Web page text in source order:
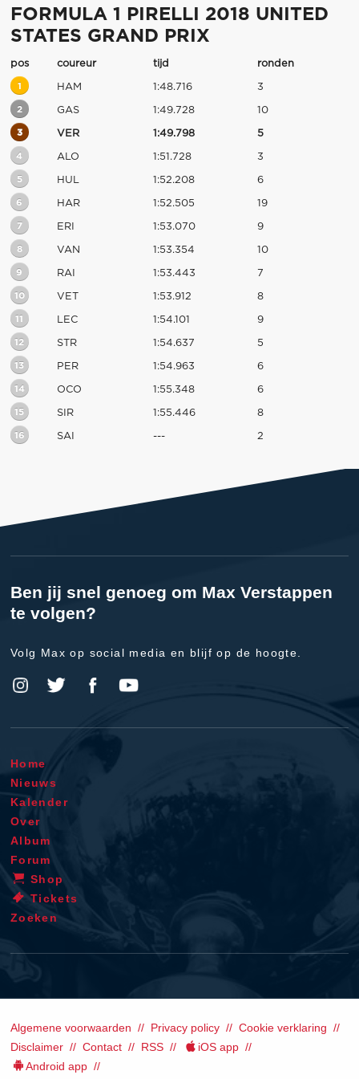
FORMULA 1 PIRELLI 2018 UNITED
STATES GRAND PRIX
pos coureur tijd ronden
1 HAM 1:48.716 3
2 GAS 1:49.728 10
3 VER 1:49.798 5
4 ALO 1:51.728 3
5 HUL 1:52.208 6
6 HAR 1:52.505 19
7 ERI 1:53.070 9
8 VAN 1:53.354 10
9 RAI 1:53.443 7
10 VET 1:53.912 8
11 LEC 1:54.101 9
12 STR 1:54.637 5
13 PER 1:54.963 6
14 OCO 1:55.348 6
15 SIR 1:55.446 8
16 SAI --- 2
Ben jij snel genoeg om Max Verstappen
te volgen?
Volg Max op social media en blijf op de hoogte.
Home
Nieuws
Kalender
Over
Album
Forum
Shop
Tickets
Zoeken
Algemene voorwaarden Privacy policy
Cookie verklaring
Disclaimer
Contact RSS
iOS app
Android app